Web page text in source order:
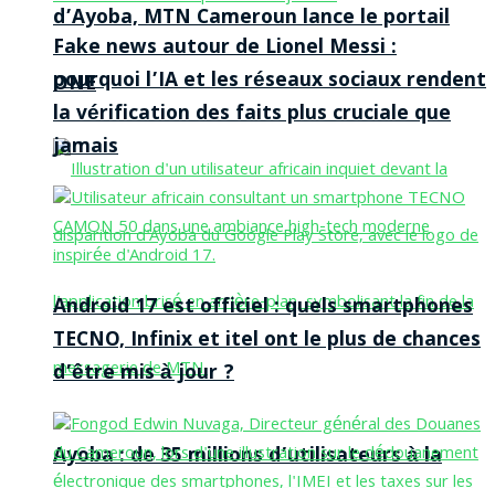
d’Ayoba, MTN Cameroun lance le portail
ONE
Ayoba : de 35 millions d’utilisateurs à la
Fake news autour de Lionel Messi :
pourquoi l’IA et les réseaux sociaux rendent
la vérification des faits plus cruciale que
jamais
Android 17 est officiel : quels smartphones
TECNO, Infinix et itel ont le plus de chances
d’être mis à jour ?